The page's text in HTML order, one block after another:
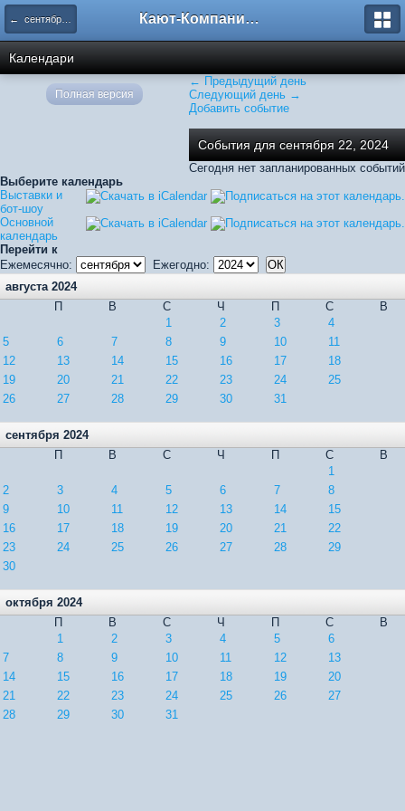
← сентября 2024 Кают-Компания "Катера и Яхты"
Календари
← Предыдущий день
Следующий день →
Добавить событие
События для сентября 22, 2024
Сегодня нет запланированных событий
Выберите календарь
Выставки и
бот-шоу
Основной
календарь
Перейти к
Ежемесячно:
Ежегодно:
августа 2024
П
В С Ч П С
В
1
2 3
4
5
6 7 8 9 10
11
12
13 14 15 16 17
18
19
20 21 22 23 24
25
26
27 28 29 30 31
сентября 2024
П
В С Ч П С
В
1
2
3 4 5 6 7
8
9
10 11 12 13 14
15
16
17 18 19 20 21
22
23
24 25 26 27 28
29
30
октября 2024
П
В С Ч П С
В
1
2 3 4 5
6
7
8 9 10 11 12
13
14
15 16 17 18 19
20
21
22 23 24 25 26
27
28
29 30 31
Полная версия